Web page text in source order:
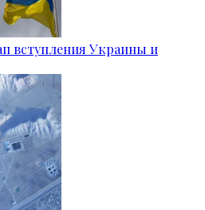
вступления Украины и